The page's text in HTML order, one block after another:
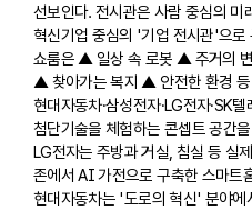
선보인다. 전시관은 사람 중심의
혁신기업 중심의 '기업 전시관'으로
쇼룸은 ▲ 일상 속 로봇 ▲ 주거의
▲ 찾아가는 복지 ▲ 안전한 환경 등
현대자동차·삼성전자·LG전자·SK
첨단기술을 체험하는 콘셉트 공간
LG전자는 주방과 거실, 침실 등 실
존에서 AI 가전으로 구축한 스마트
현대자동차는 '도로의 혁신' 분야에